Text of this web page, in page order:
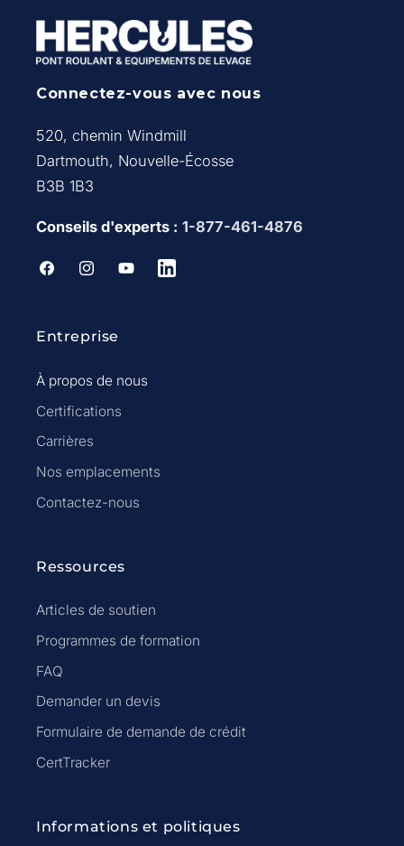
Connectez-vous avec nous
520, chemin Windmill
Dartmouth, Nouvelle-Écosse
B3B 1B3
Conseils d'experts : 1-877-461-4876
FacebookInstagramYouTubeLinkedIn
Entreprise
À propos de nous
Certifications
Carrières
Nos emplacements
Contactez-nous
Ressources
Articles de soutien
Programmes de formation
FAQ
Demander un devis
Formulaire de demande de crédit
CertTracker
Informations et politiques